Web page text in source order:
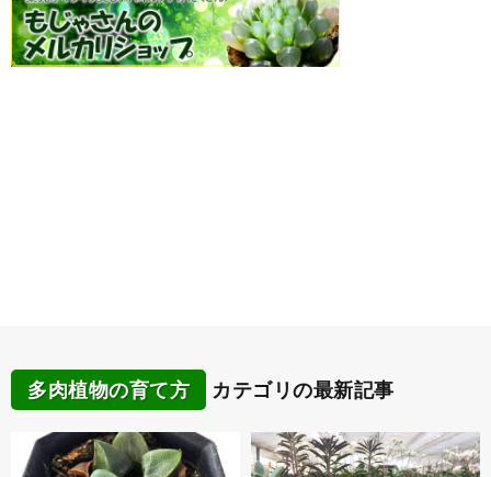
多肉植物の育て方 カテゴリの最新記事